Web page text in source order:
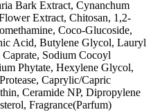
Bark Extract, Cynanchum
Extract, Chitosan, 1,2-
Coco-Glucoside,
Acid, Butylene Glycol, Lauryl
Sodium Cocoyl
Phytate, Hexylene Glycol,
Caprylic/Capric
Ceramide NP, Dipropylene
Fragrance(Parfum)